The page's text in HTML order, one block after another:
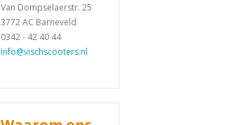
Van Dompselaerstr. 25
3772 AC Barneveld
0342 - 42 40 44
info@vischscooters.nl